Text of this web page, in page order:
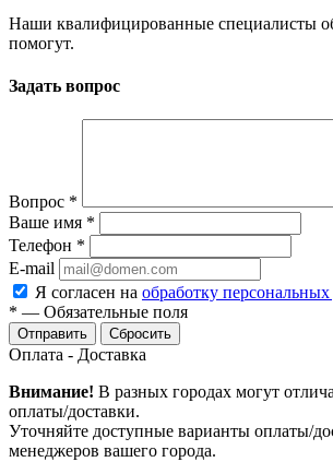
Наши квалифицированные специалисты
помогут.
Задать вопрос
Вопрос *
Ваше имя *
Телефон *
E-mail
Я согласен на обработку
* — Обязательные поля
Сбросить
Оплата - Доставка
Внимание! В разных городах могут
оплаты/доставки.
Уточняйте доступные варианты оплаты/
менеджеров вашего города.